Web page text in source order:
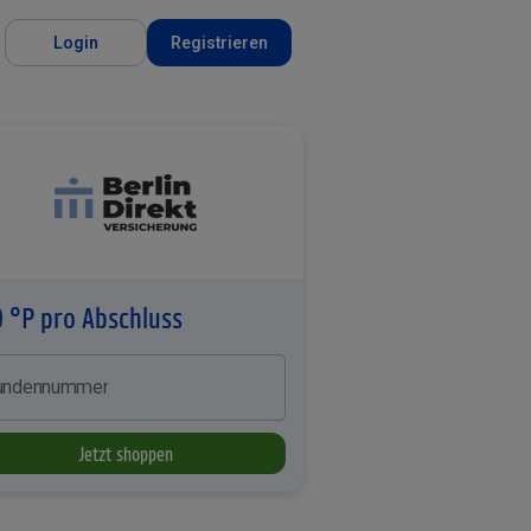
Login Registrieren
°P pro Abschluss
Jetzt shoppen